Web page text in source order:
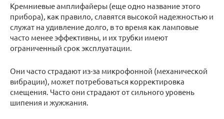
Кремниевые амплифайеры (еще одно название этого
прибора), как правило, славятся высокой надежностью и
служат на удивление долго, в то время как ламповые
часто менее эффективны, и их трубки имеют
ограниченный срок эксплуатации.
Они часто страдают из-за микрофонной (механической
вибрации), может потребоваться корректировка
смещения. Часто они страдают от сильного уровень
шипения и жужжания.